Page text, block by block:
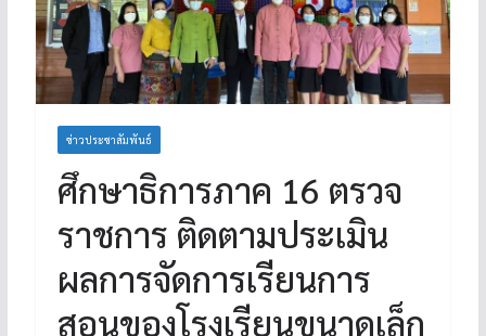
ข่าวประชาสัมพันธ์
ศึกษาธิการภาค 16 ตรวจ
ราชการ ติดตามประเมิน
ผลการจัดการเรียนการ
สอนของโรงเรียนขนาดเล็ก